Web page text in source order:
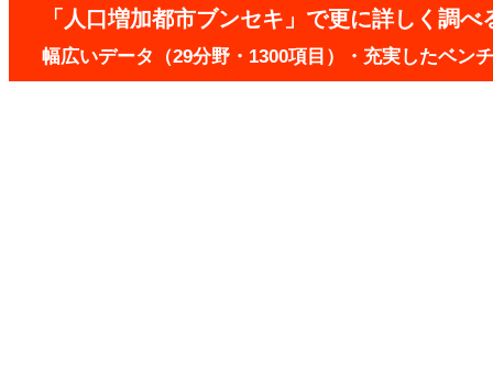
「人口増加都市ブンセキ」で更に詳しく調べ
幅広いデータ（29分野・1300項目）・充実したベン